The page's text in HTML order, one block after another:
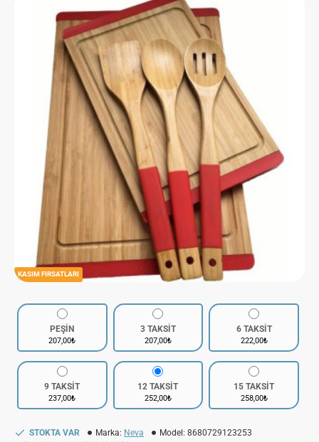
KASIM FIRSATLARI
PEŞİN
207,00₺
3 TAKSİT
207,00₺
6 TAKSİT
222,00₺
9 TAKSİT
237,00₺
12 TAKSİT
252,00₺
15 TAKSİT
258,00₺
STOKTA VAR Marka: Neva Model: 8680729123253